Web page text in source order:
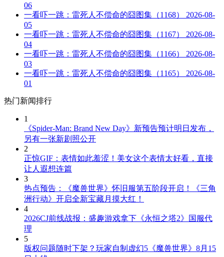
06
一看吓一跳：雷死人不偿命的囧图集（1168）
2026-08-
05
一看吓一跳：雷死人不偿命的囧图集（1167）
2026-08-
04
一看吓一跳：雷死人不偿命的囧图集（1166）
2026-08-
03
一看吓一跳：雷死人不偿命的囧图集（1165）
2026-08-
01
热门新闻排行
1
《Spider-Man: Brand New Day》新预告预计明日发布，
另有一张新剧照公开
2
正惊GIF：表情如此羞涩！美女这个表情太好看，直接
让人遐想连篇
3
热点预告：《魔兽世界》怀旧服第五阶段开启！《三角
洲行动》开启全新宝藏月摸大红！
4
2026CJ前线战报：盛趣游戏拿下《永恒之塔2》国服代
理
5
版权问题随时下架？玩家自制虚幻5《魔兽世界》8月15